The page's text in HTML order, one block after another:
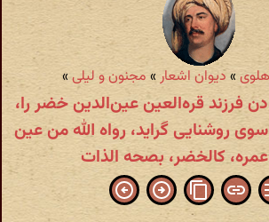
» دیوان اشعار» مجنون و لیلی»
نمودن فرزند قره‌العین عین‌الدین خضر را،
روشنایی گراید، رواه الله من عین
کالخضر، بصحه الذات